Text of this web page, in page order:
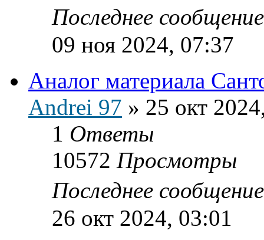
Последнее
09 ноя 2024, 07:37
Аналог материала
Andrei 97 » 25 окт
1 Ответы
10572 Просмотры
Последнее
26 окт 2024, 03:01